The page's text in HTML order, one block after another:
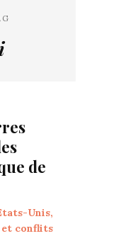
de
Unis,
et conflits